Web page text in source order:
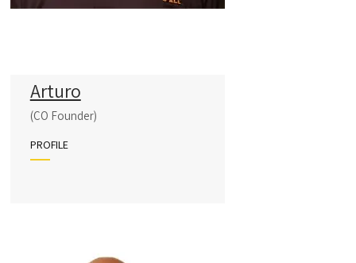
Arturo
(CO Founder)
PROFILE